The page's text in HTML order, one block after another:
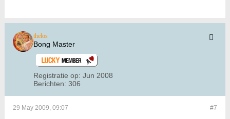
thelos
Bong Master
Registratie op: Jun 2008
Berichten: 306
#7
29 May 2009, 09:07